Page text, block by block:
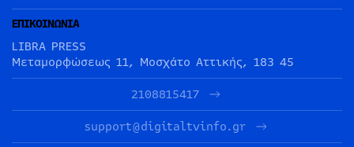
ΕΠΙΚΟΙΝΩΝΙΑ
LIBRA PRESS
Μεταμορφώσεως 11, Μοσχάτο Αττικής, 183 45
2108815417
support@digitaltvinfo.gr